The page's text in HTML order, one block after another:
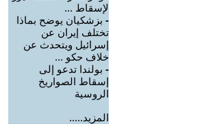
لإسقاط ...
- بزشكيان يوضح بماذا
تختلف إيران عن
إسرائيل ويتحدث عن
خلاف حكو ...
- بولندا تدعو إلى
إسقاط الصواريخ
الروسية
المزيد.....